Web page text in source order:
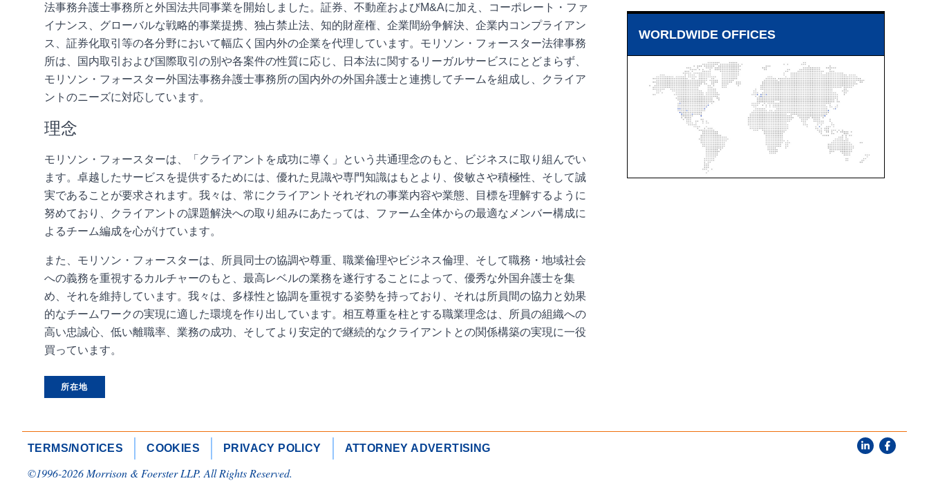
法事務弁護士事務所と外国法共同事業を開始しました。証券、不動産およびM&Aに加え、コーポレート・ファ
イナンス、グローバルな戦略的事業提携、独占禁止法、知的財産権、企業間紛争解決、企業内コンプライアン
ス、証券化取引等の各分野において幅広く国内外の企業を代理しています。モリソン・フォースター法律事務
所は、国内取引および国際取引の別や各案件の性質に応じ、日本法に関するリーガルサービスにとどまらず、
モリソン・フォースター外国法事務弁護士事務所の国内外の外国弁護士と連携してチームを組成し、クライア
ントのニーズに対応しています。
理念
モリソン・フォースターは、「クライアントを成功に導く」という共通理念のもと、ビジネスに取り組んでい
ます。卓越したサービスを提供するためには、優れた見識や専門知識はもとより、俊敏さや積極性、そして誠
実であることが要求されます。我々は、常にクライアントそれぞれの事業内容や業態、目標を理解するように
努めており、クライアントの課題解決への取り組みにあたっては、ファーム全体からの最適なメンバー構成に
よるチーム編成を心がけています。
また、モリソン・フォースターは、所員同士の協調や尊重、職業倫理やビジネス倫理、そして職務・地域社会
への義務を重視するカルチャーのもと、最高レベルの業務を遂行することによって、優秀な外国弁護士を集
め、それを維持しています。我々は、多様性と協調を重視する姿勢を持っており、それは所員間の協力と効果
的なチームワークの実現に適した環境を作り出しています。相互尊重を柱とする職業理念は、所員の組織への
高い忠誠心、低い離職率、業務の成功、そしてより安定的で継続的なクライアントとの関係構築の実現に一役
買っています。
所在地
WORLDWIDE OFFICES
TERMS/NOTICES COOKIES PRIVACY POLICY ATTORNEY ADVERTISING
©1996-2026Morrison & Foerster LLP. All Rights Reserved.